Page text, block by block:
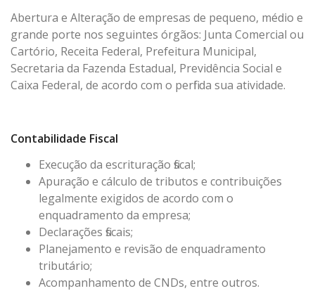
Abertura e Alteração de empresas de pequeno, médio e
grande porte nos seguintes órgãos: Junta Comercial ou
Cartório, Receita Federal, Prefeitura Municipal,
Secretaria da Fazenda Estadual, Previdência Social e
Caixa Federal, de acordo com o perfil da sua atividade.
Contabilidade Fiscal
Execução da escrituração fiscal;
Apuração e cálculo de tributos e contribuições
legalmente exigidos de acordo com o
enquadramento da empresa;
Declarações fiscais;
Planejamento e revisão de enquadramento
tributário;
Acompanhamento de CNDs, entre outros.